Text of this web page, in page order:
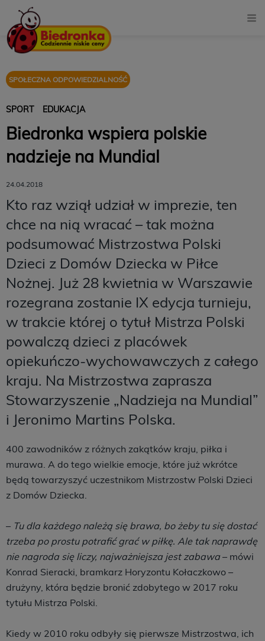
SPOŁECZNA ODPOWIEDZIALNOŚĆ
SPORT EDUKACJA
Biedronka wspiera polskie
nadzieje na Mundial
24.04.2018
Kto raz wziął udział w imprezie, ten
chce na nią wracać – tak można
podsumować Mistrzostwa Polski
Dzieci z Domów Dziecka w Piłce
Nożnej. Już 28 kwietnia w Warszawie
rozegrana zostanie IX edycja turnieju,
w trakcie której o tytuł Mistrza Polski
powalczą dzieci z placówek
opiekuńczo-wychowawczych z całego
kraju. Na Mistrzostwa zaprasza
Stowarzyszenie „Nadzieja na Mundial”
i Jeronimo Martins Polska.
400 zawodników z różnych zakątków kraju, piłka i
murawa. A do tego wielkie emocje, które już wkrótce
będą towarzyszyć uczestnikom Mistrzostw Polski Dzieci
z Domów Dziecka.
– Tu dla każdego należą się brawa, bo żeby tu się dostać
trzeba po prostu potrafić grać w piłkę. Ale tak naprawdę
nie nagroda się liczy, najważniejsza jest zabawa– mówi
Konrad Sieracki, bramkarz Horyzontu Kołaczkowo –
drużyny, która będzie bronić zdobytego w 2017 roku
tytułu Mistrza Polski.
Kiedy w 2010 roku odbyły się pierwsze Mistrzostwa, ich